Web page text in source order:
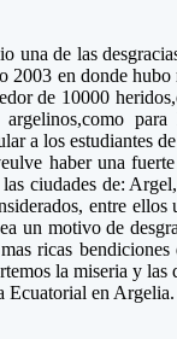
una de las
en donde
de 10000
a los estudiantes
haber una
ciudades de:
entre
un motivo de
ricas
la miseria y las
Ecuatorial en Argelia.